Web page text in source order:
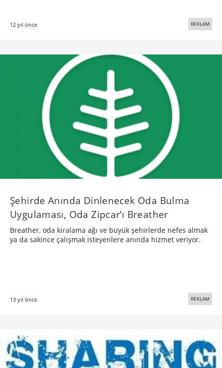
12 yıl önce REKLAM
Şehirde Anında Dinlenecek Oda Bulma
Uygulaması, Oda Zipcar’ı Breather
Breather, oda kiralama ağı ve büyük şehirlerde nefes almak
ya da sakince çalışmak isteyenlere anında hizmet veriyor.
13 yıl önce REKLAM